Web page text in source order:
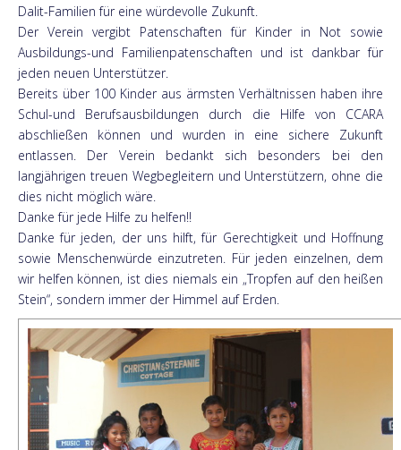
Dalit-Familien für eine würdevolle Zukunft.
Der Verein vergibt Patenschaften für Kinder in Not sowie
Ausbildungs-und Familienpatenschaften und ist dankbar für
jeden neuen Unterstützer.
Bereits über 100 Kinder aus ärmsten Verhältnissen haben ihre
Schul-und Berufsausbildungen durch die Hilfe von CCARA
abschließen können und wurden in eine sichere Zukunft
entlassen. Der Verein bedankt sich besonders bei den
langjährigen treuen Wegbegleitern und Unterstützern, ohne die
dies nicht möglich wäre.
Danke für jede Hilfe zu helfen!!
Danke für jeden, der uns hilft, für Gerechtigkeit und Hoffnung
sowie Menschenwürde einzutreten. Für jeden einzelnen, dem
wir helfen können, ist dies niemals ein „Tropfen auf den heißen
Stein“, sondern immer der Himmel auf Erden.